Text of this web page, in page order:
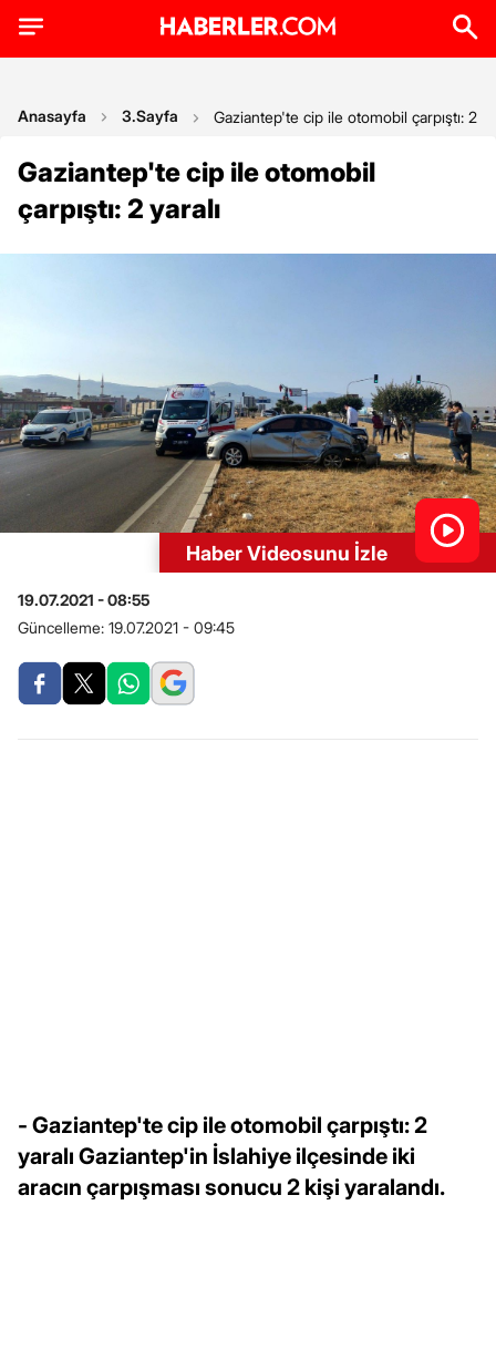
Anasayfa 3.Sayfa Gaziantep'te cip ile otomobil çarpıştı: 2
Gaziantep'te cip ile otomobil
çarpıştı: 2 yaralı
Haber Videosunu İzle
19.07.2021 - 08:55
Güncelleme: 19.07.2021 - 09:45
- Gaziantep'te cip ile otomobil çarpıştı: 2
yaralı Gaziantep'in İslahiye ilçesinde iki
aracın çarpışması sonucu 2 kişi yaralandı.